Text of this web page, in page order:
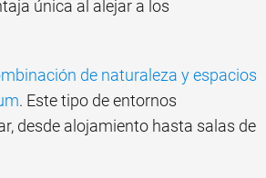
única al alejar a los
de naturaleza y espacios
. Este tipo de entornos
desde alojamiento hasta salas de